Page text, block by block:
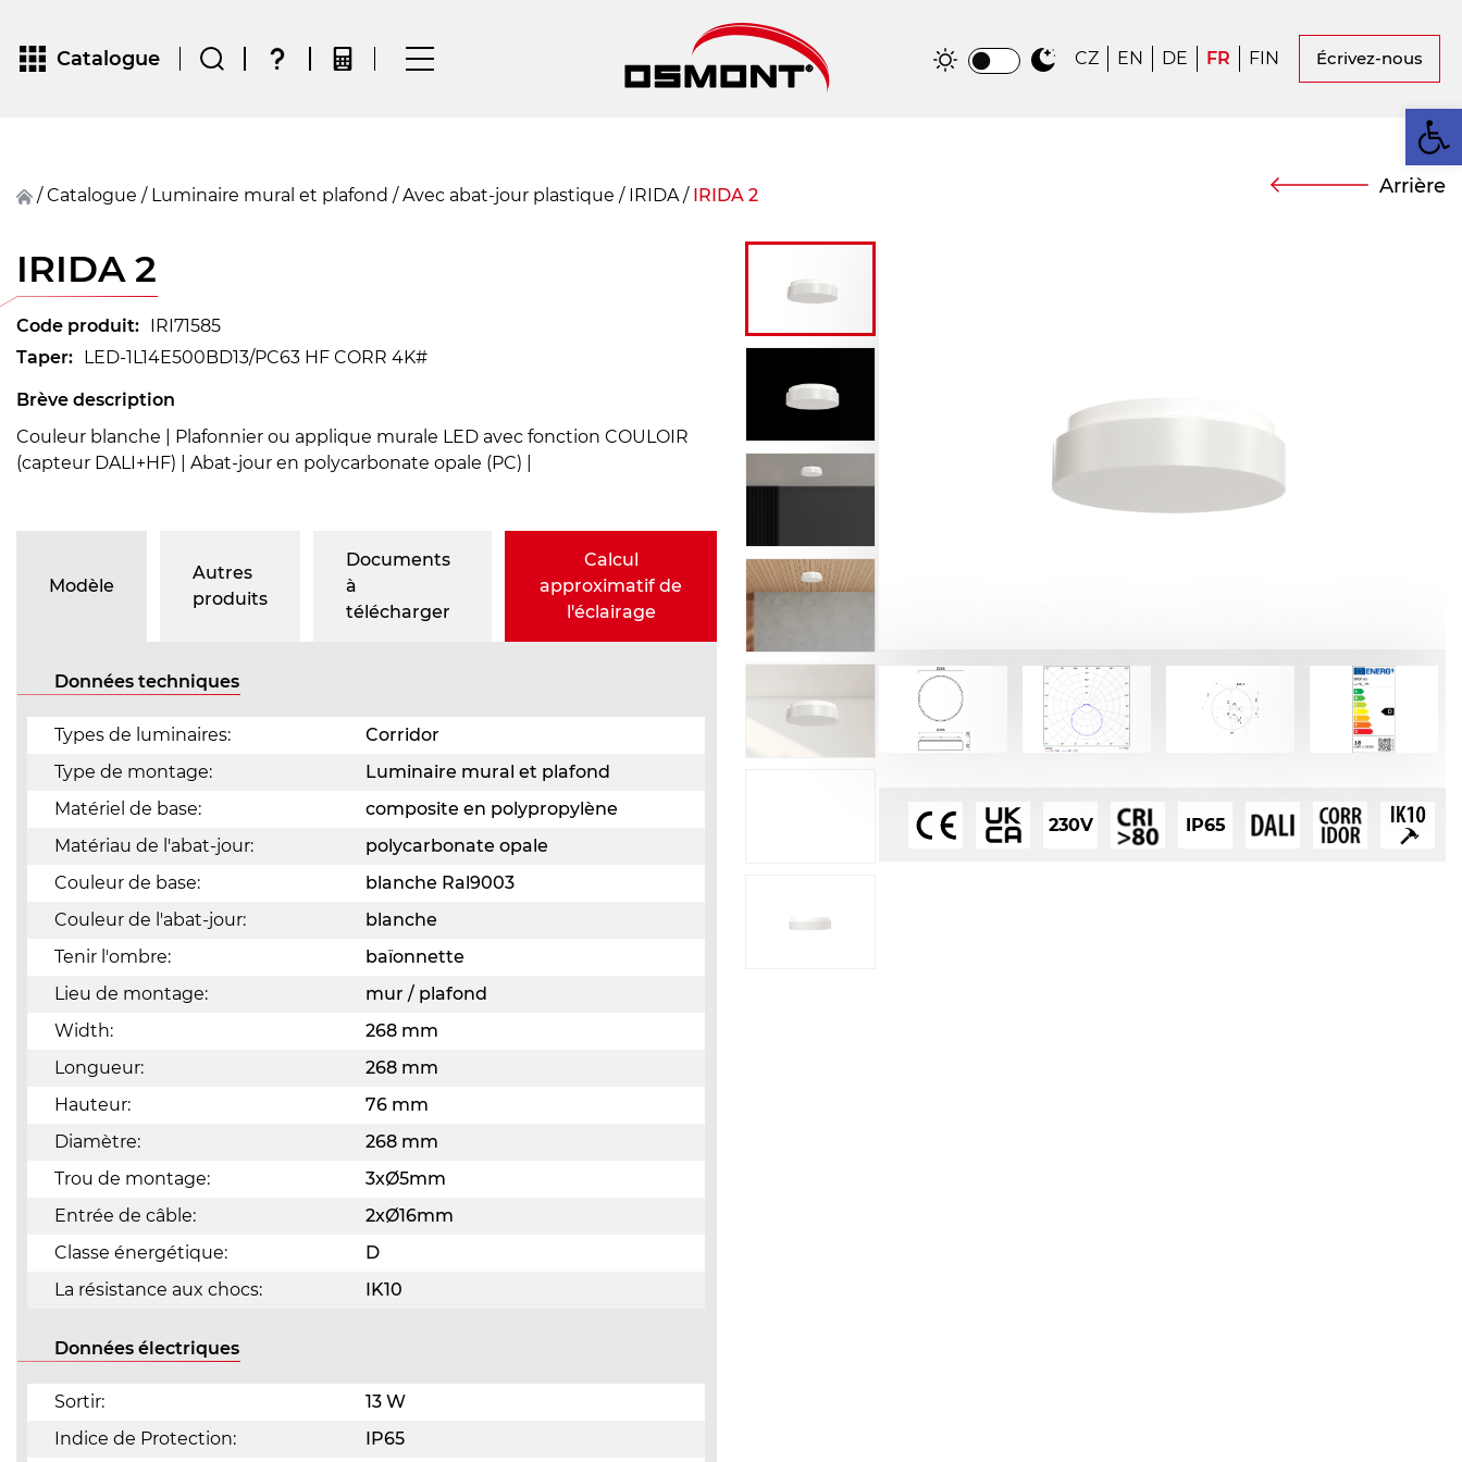
Catalogue CZ EN DE FR FIN Écrivez-nous
/ Catalogue / Luminaire mural et plafond / Avec abat-jour plastique / IRIDA/ IRIDA 2 Arrière
IRIDA 2
Code produit: IRI71585
Taper: LED-1L14E500BD13/PC63 HF CORR 4K#
Brève description
Couleur blanche | Plafonnier ou applique murale LED avec fonction COULOIR
(capteur DALI+HF) | Abat-jour en polycarbonate opale (PC) |
Modèle
Autres
produits
Documents
à
télécharger
Calcul
approximatif de
l'éclairage
Données techniques
Types de luminaires:
Corridor
Type de montage:
Luminaire mural et plafond
Matériel de base:
composite en polypropylène
Matériau de l'abat-jour:
polycarbonate opale
Couleur de base:
blanche Ral9003
Couleur de l'abat-jour:
blanche
Tenir l'ombre:
baïonnette
Lieu de montage:
mur / plafond
Width:
268 mm
Longueur:
268 mm
Hauteur:
76 mm
Diamètre:
268 mm
Trou de montage:
3xØ5mm
Entrée de câble:
2xØ16mm
Classe énergétique:
D
La résistance aux chocs:
IK10
Données électriques
Sortir:
13 W
Indice de Protection:
IP65
230V IP65